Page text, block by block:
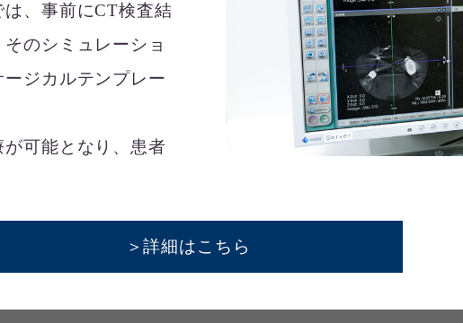
、事前にCT検査結
のシミュレーショ
ジカルテンプレー
可能となり、患者
＞詳細はこちら